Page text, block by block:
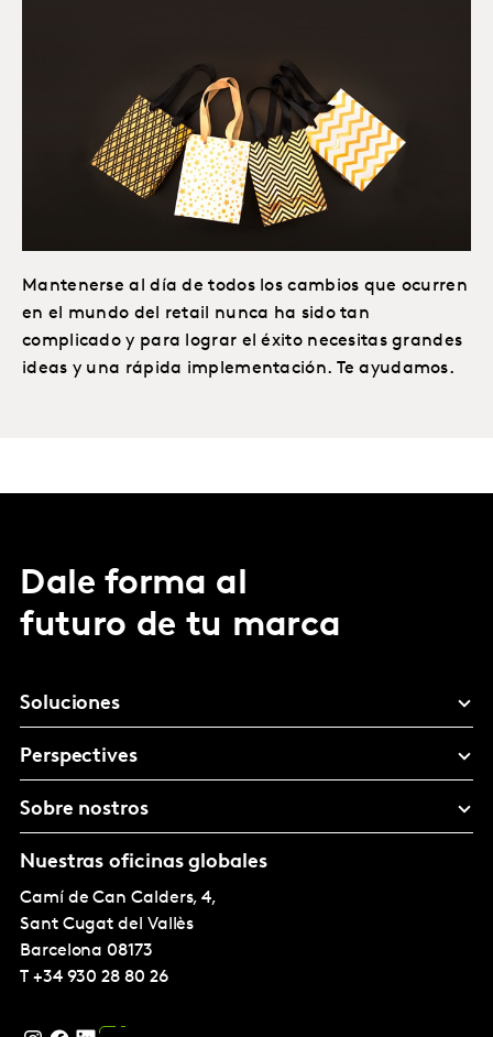
Mantenerse al día de todos los cambios que ocurren
en el mundo del retail nunca ha sido tan
complicado y para lograr el éxito necesitas grandes
ideas y una rápida implementación. Te ayudamos.
Dale forma al
futuro de tu marca
Soluciones
Perspectives
Sobre nostros
Nuestras oficinas globales
Camí de Can Calders, 4,
Sant Cugat del Vallès
Barcelona 08173
T +34 930 28 80 26